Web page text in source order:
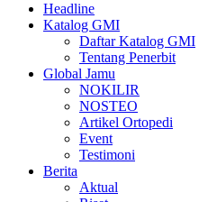
Headline
Katalog GMI
Daftar Katalog GMI
Tentang Penerbit
Global Jamu
NOKILIR
NOSTEO
Artikel Ortopedi
Event
Testimoni
Berita
Aktual